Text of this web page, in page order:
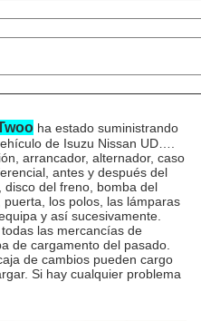
ha estado suministrando
de Isuzu Nissan UD….
arrancador, alternador, caso
antes y después del
del freno, bomba del
los polos, las lámparas
y así sucesivamente.
las mercancías de
de cargamento del pasado.
de cambios pueden cargo
Si hay cualquier problema